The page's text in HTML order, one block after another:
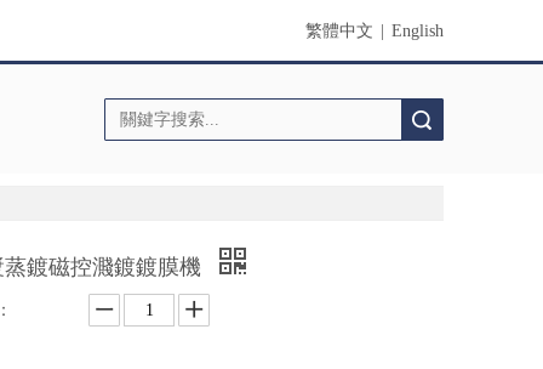
繁體中文 English
鍍磁控濺鍍鍍膜機